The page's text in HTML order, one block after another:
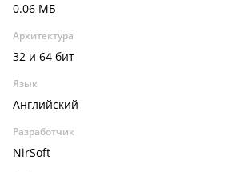
0.06 МБ
Архитектура
32 и 64 бит
Язык
Английский
Разработчик
NirSoft